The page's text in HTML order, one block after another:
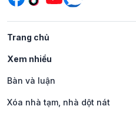
Trang chủ
Xem nhiều
Bàn và luận
Xóa nhà tạm, nhà dột nát